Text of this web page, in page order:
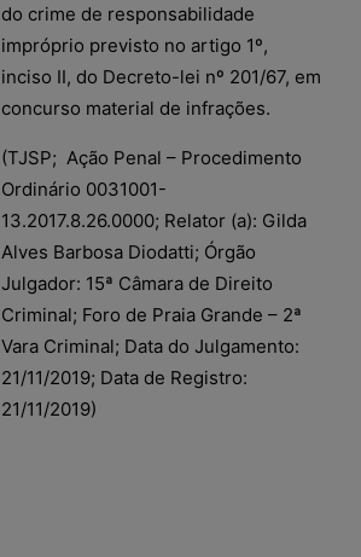
do crime de responsabilidade
impróprio previsto no artigo 1º,
inciso II, do Decreto-lei nº 201/67, em
concurso material de infrações.
(TJSP; Ação Penal – Procedimento
Ordinário 0031001-
13.2017.8.26.0000; Relator (a): Gilda
Alves Barbosa Diodatti; Órgão
Julgador: 15ª Câmara de Direito
Criminal; Foro de Praia Grande – 2ª
Vara Criminal; Data do Julgamento:
21/11/2019; Data de Registro:
21/11/2019)